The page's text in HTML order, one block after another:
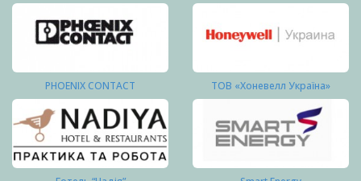
PHOENIX CONTACT ТОВ «Хоневелл Україна»